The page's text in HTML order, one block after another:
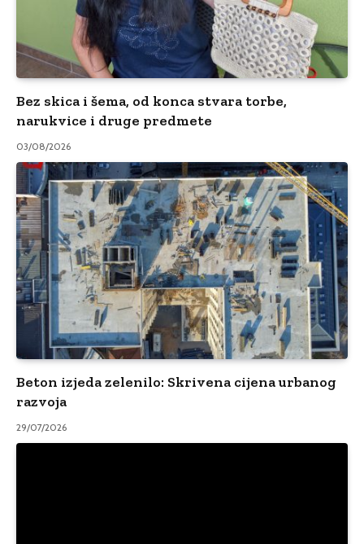
Bez skica i šema, od konca stvara torbe,
narukvice i druge predmete
03/08/2026
Beton izjeda zelenilo: Skrivena cijena urbanog
razvoja
29/07/2026